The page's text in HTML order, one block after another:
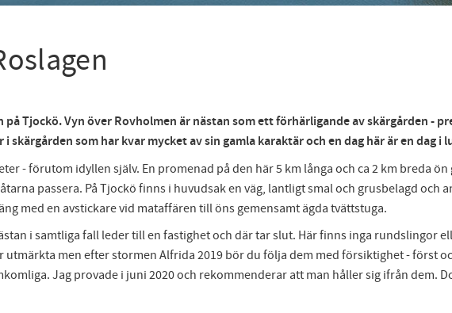
Tjockö. Vyn över Rovholmen är nästan som ett förhärligande av skärgården -
skärgården som har kvar mycket av sin gamla karaktär och en dag här är en dag
- förutom idyllen själv. En promenad på den här 5 km långa och ca 2 km breda
passera. På Tjockö finns i huvudsak en väg, lantligt smal och grusbelagd och
med en avstickare vid mataffären till öns gemensamt ägda tvättstuga.
i samtliga fall leder till en fastighet och där tar slut. Här finns inga rundslingor
men efter stormen Alfrida 2019 bör du följa dem med försiktighet - först
Jag provade i juni 2020 och rekommenderar att man håller sig ifrån dem.